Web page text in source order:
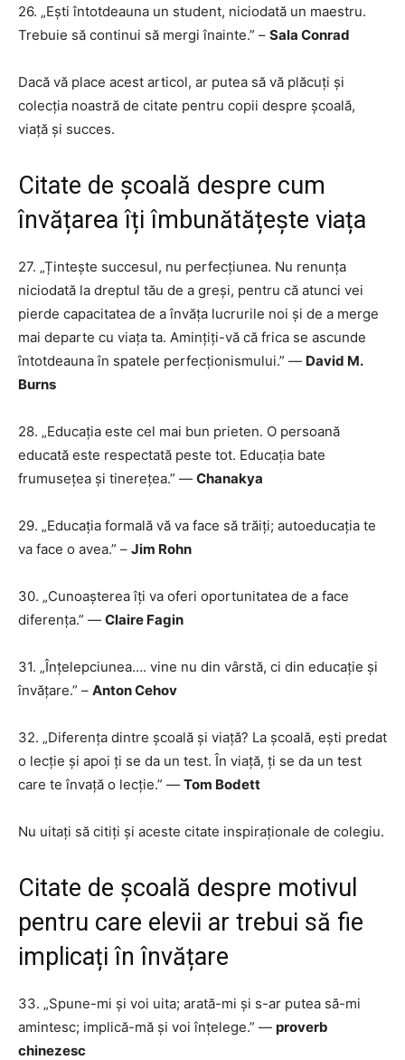
26. „Ești întotdeauna un student, niciodată un maestru.
Trebuie să continui să mergi înainte.” – Sala Conrad
Dacă vă place acest articol, ar putea să vă plăcuți și
colecția noastră de citate pentru copii despre școală,
viață și succes.
Citate de școală despre cum
învățarea îți îmbunătățește viața
27. „Țintește succesul, nu perfecțiunea. Nu renunța
niciodată la dreptul tău de a greși, pentru că atunci vei
pierde capacitatea de a învăța lucrurile noi și de a merge
mai departe cu viața ta. Amințiți-vă că frica se ascunde
întotdeauna în spatele perfecționismului.” — David M.
Burns
28. „Educația este cel mai bun prieten. O persoană
educată este respectată peste tot. Educația bate
frumusețea și tinerețea.” — Chanakya
29. „Educația formală vă va face să trăiți; autoeducația te
va face o avea.” – Jim Rohn
30. „Cunoașterea îți va oferi oportunitatea de a face
diferența.” ― Claire Fagin
31. „Înțelepciunea…. vine nu din vârstă, ci din educație și
învățare.” – Anton Cehov
32. „Diferența dintre școală și viață? La școală, ești predat
o lecție și apoi ți se da un test. În viață, ți se da un test
care te învață o lecție.” — Tom Bodett
Nu uitați să citiți și aceste citate inspiraționale de colegiu.
Citate de școală despre motivul
pentru care elevii ar trebui să fie
implicați în învățare
33. „Spune-mi și voi uita; arată-mi și s-ar putea să-mi
amintesc; implică-mă și voi înțelege.” — proverb
chinezesc